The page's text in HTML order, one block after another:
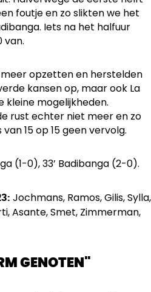
foutje en zo slikten we het
Iets na het halfuur
van.
opzetten en herstelden
kansen op, maar ook La
kleine mogelijkheden.
rust echter niet meer en zo
15 op 15 geen vervolg.
(1-0), 33’ Badibanga (2-0).
Jochmans, Ramos, Gilis, Sylla,
Asante, Smet, Zimmerman,
GENOTEN"